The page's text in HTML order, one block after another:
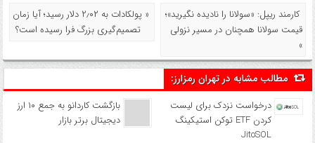
کارمند ریپل: «سولانا را نادیده نگیرید»؛
قیمت سولانا همچنان در مسیر نزولی
»
« پولکادات به ۲٫۰۲ دلار رسید؛ آیا زمان
تصمیم‌گیری بزرگ فرا رسیده است؟
مطالب مشابه در تهران رمزارز:
درخواست نزدک برای لیست
کردن ETF توکن استیکینگ
JitoSOL
بازگشت کاردانو به جمع ۱۰ ارز
دیجیتال برتر بازار